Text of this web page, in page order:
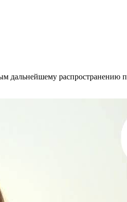
дальнейшему распространению